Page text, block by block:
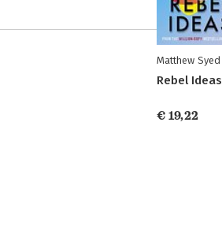
Matthew Syed
Rebel Ideas
€ 19,22